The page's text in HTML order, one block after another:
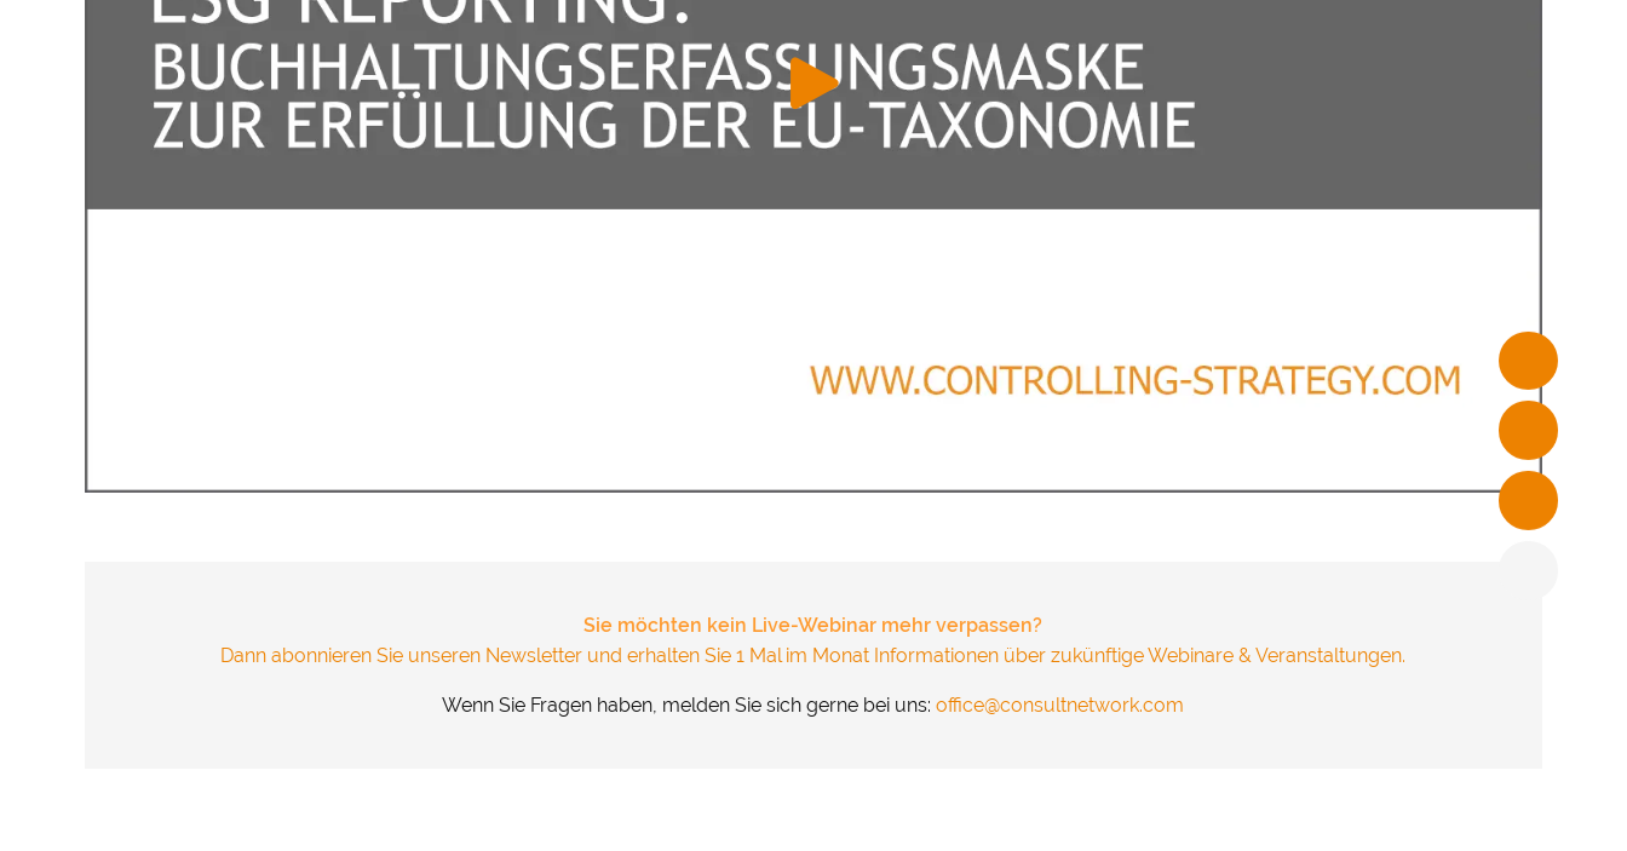
Sie möchten kein Live-Webinar mehr verpassen?
Dann abonnieren Sie unseren Newsletter und erhalten Sie 1 Mal im Monat Informationen über zukünftige Webinare & Veranstaltungen.
Wenn Sie Fragen haben, melden Sie sich gerne bei uns:office@consultnetwork.com
Mit Ihrer Zustimmung möchten wir Google Analytics (anonymisierte
übertragen und Cookies gesetzt. Über Ihre Zustimmung würden wir uns freuen.